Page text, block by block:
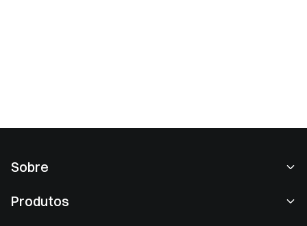
Sobre
Produtos